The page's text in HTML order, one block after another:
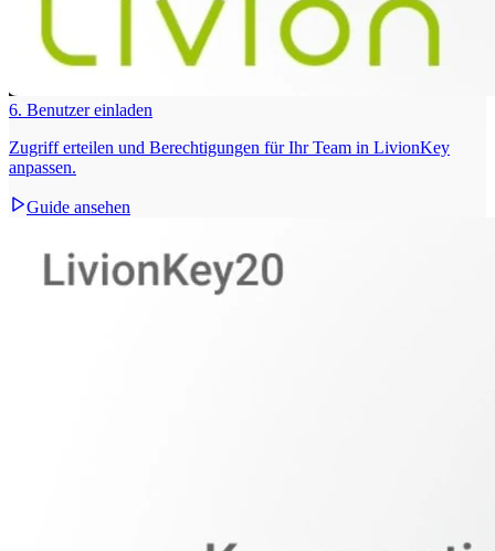
6. Benutzer einladen
Zugriff erteilen und Berechtigungen für Ihr Team in LivionKey
anpassen.
Guide ansehen